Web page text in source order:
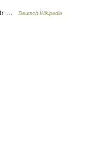
… Deutsch Wikipedia